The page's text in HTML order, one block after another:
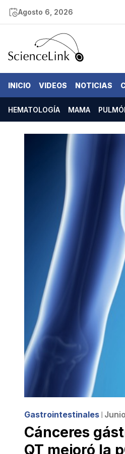
Agosto 6, 2026
INICIO VIDEOS NOTICIAS
HEMATOLOGÍA MAMA
Gastrointestinales ❘
Cánceres
QT mejoró la